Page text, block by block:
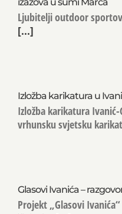
Ljubitelji outdoor
[...]
Izložba karikatura u
Izložba karikatura
vrhunsku svjetsku
Glasovi Ivanića –
Projekt „Glasovi